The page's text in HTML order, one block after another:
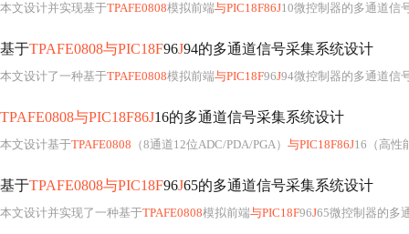
本文设计并实现基于TPAFE0808模拟前端与PIC18F86J10微控制器的多通道信
基于TPAFE0808与PIC18F96J94的多通道信号采集系统设计
本文设计了一种基于TPAFE0808模拟前端与PIC18F96J94微控制器的多通道信号采集系统，涵盖硬件架构、SPI接口配
TPAFE0808与PIC18F86J16的多通道信号采集系统设计
本文设计基于TPAFE0808 （8通道12位ADC/PDA/PGA） 与PIC18F86J16（高性能8位MCU）的多通道
基于TPAFE0808与PIC18F96J65的多通道信号采集系统设计
本文设计并实现了一种基于TPAFE0808模拟前端与PIC18F96J65微控制器的多通道信号采集系统。重点涵盖硬